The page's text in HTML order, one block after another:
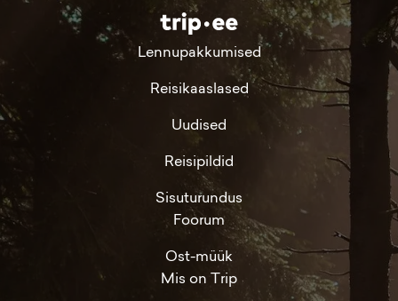
Lennupakkumised
Reisikaaslased
Uudised
Reisipildid
Sisuturundus
Foorum
Ost-müük
Mis on Trip